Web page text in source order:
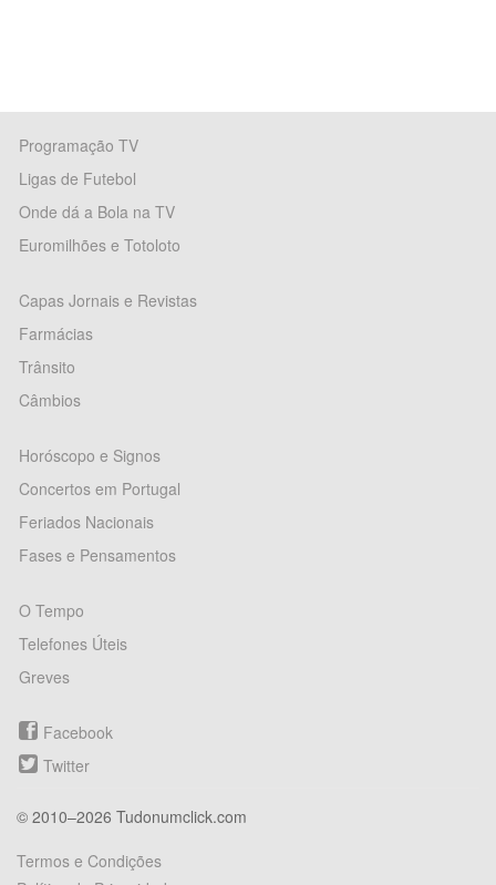
Programação TV
Ligas de Futebol
Onde dá a Bola na TV
Euromilhões e Totoloto
Capas Jornais e Revistas
Farmácias
Trânsito
Câmbios
Horóscopo e Signos
Concertos em Portugal
Feriados Nacionais
Fases e Pensamentos
O Tempo
Telefones Úteis
Greves
Facebook
Twitter
© 2010–2026 Tudonumclick.com
Termos e Condições